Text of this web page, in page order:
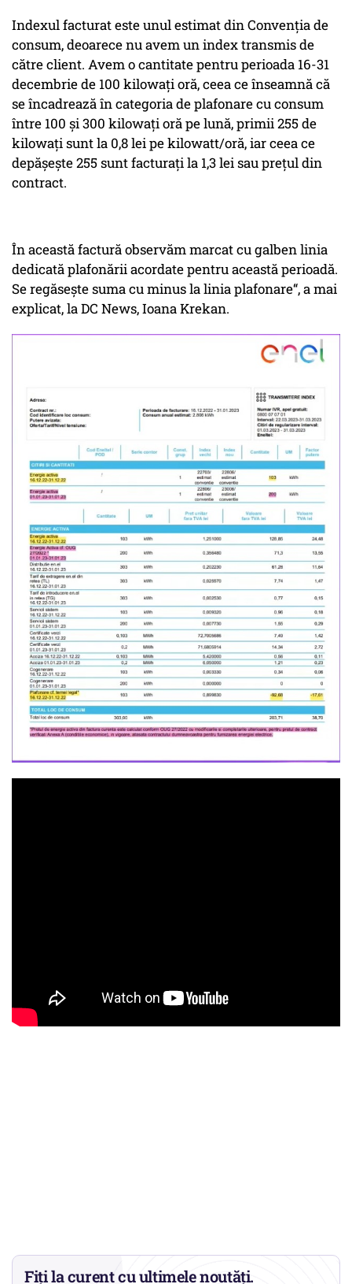
Indexul facturat este unul estimat din Convenția de
consum, deoarece nu avem un index transmis de
către client. Avem o cantitate pentru perioada 16-31
decembrie de 100 kilowați oră, ceea ce înseamnă că
se încadrează în categoria de plafonare cu consum
între 100 și 300 kilowați oră pe lună, primii 255 de
kilowați sunt la 0,8 lei pe kilowatt/oră, iar ceea ce
depășește 255 sunt facturați la 1,3 lei sau prețul din
contract.
În această factură observăm marcat cu galben linia
dedicată plafonării acordate pentru această perioadă.
Se regăsește suma cu minus la linia plafonare“, a mai
explicat, la DC News, Ioana Krekan.
Fiți la curent cu ultimele noutăți.